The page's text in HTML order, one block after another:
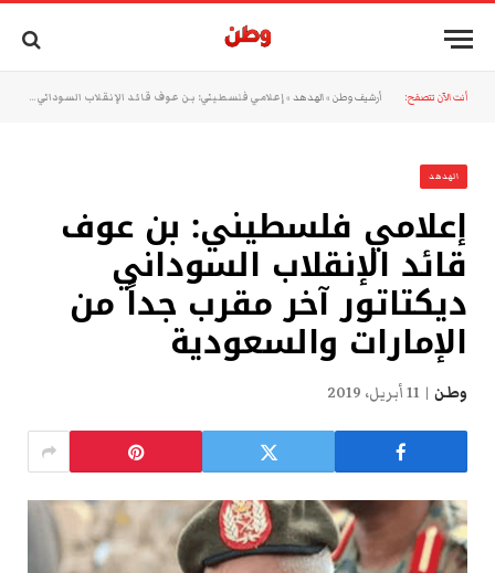
أنت الآن تتصفح: أرشيف وطن »الهدهد »إعلامي فلسطيني: بن عوف قائد الإنقلاب السوداني ديكتاتور آخر مقرب جداً من الإمارات والسعودية
الهدهد
إعلامي فلسطيني: بن عوف
قائد الإنقلاب السوداني
ديكتاتور آخر مقرب جداً من
الإمارات والسعودية
وطن 11 أبريل، 2019